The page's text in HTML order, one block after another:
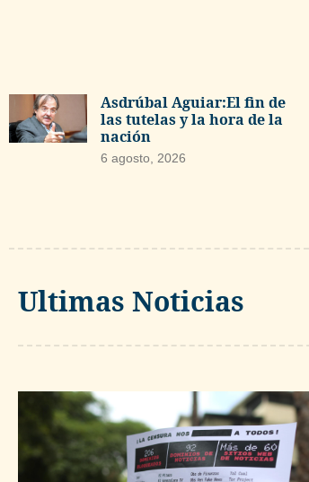
Asdrúbal Aguiar:El fin de
las tutelas y la hora de la
nación
6 agosto, 2026
Ultimas Noticias